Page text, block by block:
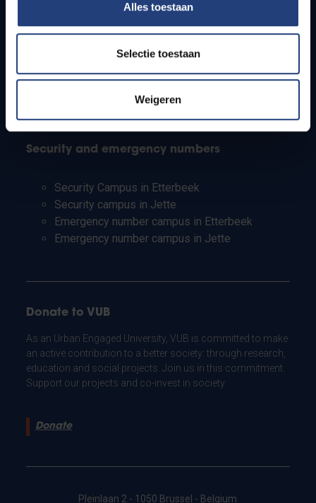
Alles toestaan
Selectie toestaan
Weigeren
Students
PhD students
Teachers and secondary schools
Working students
Security and emergency numbers
Security Campus in Etterbeek
Security campus in Jette
Emergency number campus in Etterbeek
Emergency number campus in Jette
Donate to VUB
As an Urban Engaged University, VUB is committed to make
an active contribution to a better society: through research,
education and social projects. Join us in this commitment.
Support our projects and co-invest in society.
Donate
Pleinlaan 2 - 1050 Brussel - Belgium